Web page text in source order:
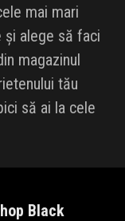
mai mari
și alege să faci
magazinul
tău
să ai la cele
Black